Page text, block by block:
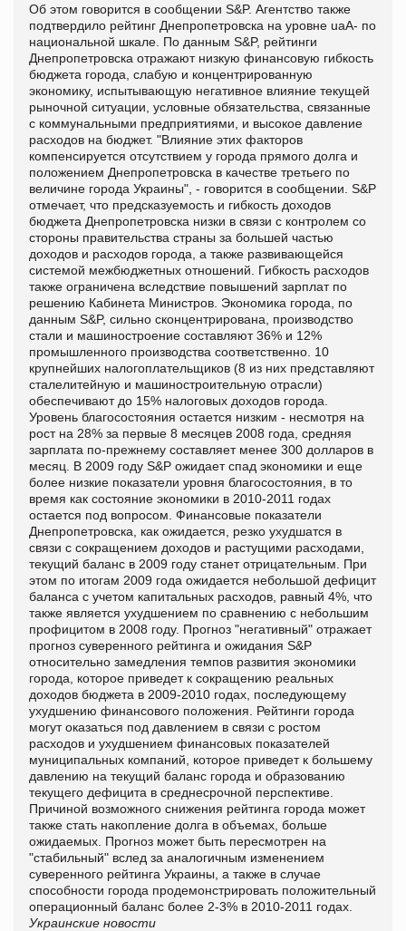
Об этом говорится в сообщении S&P. Агентство также
подтвердило рейтинг Днепропетровска на уровне uaA- по
национальной шкале. По данным S&P, рейтинги
Днепропетровска отражают низкую финансовую гибкость
бюджета города, слабую и концентрированную
экономику, испытывающую негативное влияние текущей
рыночной ситуации, условные обязательства, связанные
с коммунальными предприятиями, и высокое давление
расходов на бюджет. "Влияние этих факторов
компенсируется отсутствием у города прямого долга и
положением Днепропетровска в качестве третьего по
величине города Украины", - говорится в сообщении. S&P
отмечает, что предсказуемость и гибкость доходов
бюджета Днепропетровска низки в связи с контролем со
стороны правительства страны за большей частью
доходов и расходов города, а также развивающейся
системой межбюджетных отношений. Гибкость расходов
также ограничена вследствие повышений зарплат по
решению Кабинета Министров. Экономика города, по
данным S&P, сильно сконцентрирована, производство
стали и машиностроение составляют 36% и 12%
промышленного производства соответственно. 10
крупнейших налогоплательщиков (8 из них представляют
сталелитейную и машиностроительную отрасли)
обеспечивают до 15% налоговых доходов города.
Уровень благосостояния остается низким - несмотря на
рост на 28% за первые 8 месяцев 2008 года, средняя
зарплата по-прежнему составляет менее 300 долларов в
месяц. В 2009 году S&P ожидает спад экономики и еще
более низкие показатели уровня благосостояния, в то
время как состояние экономики в 2010-2011 годах
остается под вопросом. Финансовые показатели
Днепропетровска, как ожидается, резко ухудшатся в
связи с сокращением доходов и растущими расходами,
текущий баланс в 2009 году станет отрицательным. При
этом по итогам 2009 года ожидается небольшой дефицит
баланса с учетом капитальных расходов, равный 4%, что
также является ухудшением по сравнению с небольшим
профицитом в 2008 году. Прогноз "негативный" отражает
прогноз суверенного рейтинга и ожидания S&P
относительно замедления темпов развития экономики
города, которое приведет к сокращению реальных
доходов бюджета в 2009-2010 годах, последующему
ухудшению финансового положения. Рейтинги города
могут оказаться под давлением в связи с ростом
расходов и ухудшением финансовых показателей
муниципальных компаний, которое приведет к большему
давлению на текущий баланс города и образованию
текущего дефицита в среднесрочной перспективе.
Причиной возможного снижения рейтинга города может
также стать накопление долга в объемах, больше
ожидаемых. Прогноз может быть пересмотрен на
"стабильный" вслед за аналогичным изменением
суверенного рейтинга Украины, а также в случае
способности города продемонстрировать положительный
операционный баланс более 2-3% в 2010-2011 годах.
Украинские новости